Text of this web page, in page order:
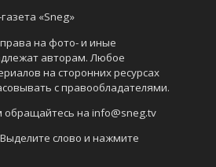
«Sneg»
на фото- и иные
авторам. Любое
на сторонних ресурсах
с правообладателями.
обращайтесь на info@sneg.tv
слово и нажмите